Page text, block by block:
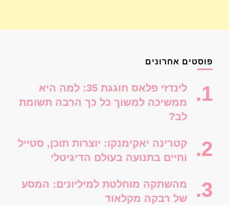
פוסטים אחרונים
לינדזי פלאס חוגגת 35: למה היא
ממשיכה למשוך כל כך הרבה תשומת
לב?
קטרינה יאקימנקו: יוצרות תוכן, סטייל
וחיים בתנועה בעולם הדיגיטלי
מהשתקה מוחלטת למיליונים: המסע
של רבקה מקלאוד